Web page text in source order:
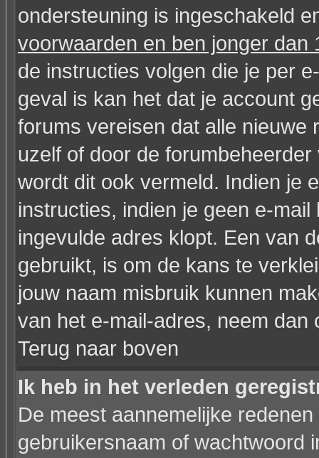
ondersteuning is ingeschakeld
voorwaarden en ben jonger dan
de instructies volgen die je per
geval is kan het dat je account
forums vereisen dat alle nieuwe
uzelf of door de
wordt dit ook vermeld. Indien je
instructies, indien je geen e-
ingevulde adres klopt. Een van
gebruikt, is om de kans te
jouw naam misbruik kunnen
van het e-mail-adres, neem dan
Terug naar boven
Ik heb in het verleden
De meest aannemelijke
gebruikersnaam of wachtwoord